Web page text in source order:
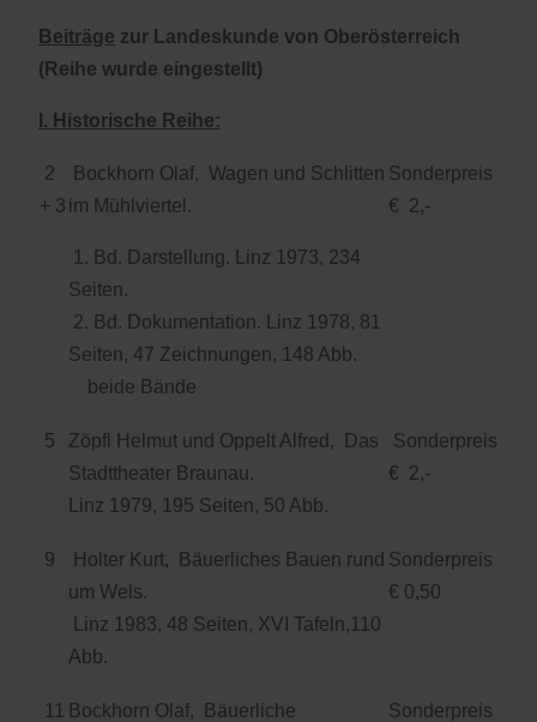
Beiträge zur Landeskunde von Oberösterreich
(Reihe wurde eingestellt)
I. Historische Reihe:
2
+ 3
Bockhorn Olaf, Wagen und Schlitten
im Mühlviertel.
1. Bd. Darstellung. Linz 1973, 234
Seiten.
2. Bd. Dokumentation. Linz 1978, 81
Seiten, 47 Zeichnungen, 148 Abb.
beide Bände
Sonderpreis
€ 2,-
5
Zöpfl Helmut und Oppelt Alfred, Das
Stadttheater Braunau.
Linz 1979, 195 Seiten, 50 Abb.
Sonderpreis
€ 2,-
9
Holter Kurt, Bäuerliches Bauen rund
um Wels.
Linz 1983, 48 Seiten, XVI Tafeln,110
Abb.
Sonderpreis
€ 0,50
11
Bockhorn Olaf, Bäuerliche
Sonderpreis